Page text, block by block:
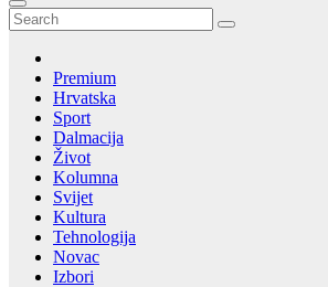
Dugopolje Portal
Najnovije vijesti Hrvatske, Dalmacije i Svijeta
Premium
Hrvatska
Sport
Dalmacija
Život
Kolumna
Svijet
Kultura
Tehnologija
Novac
Izbori